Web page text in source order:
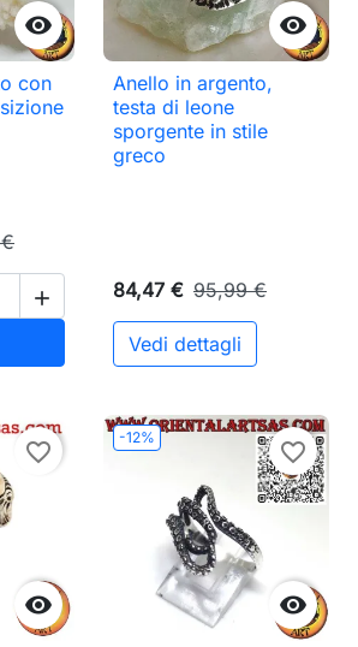

con

al carrello

Anello in argento,
testa di leone
sporgente in stile
greco
84,47 € 95,99 €
Vedi dettagli

favorite_border
-12%

favorite_border